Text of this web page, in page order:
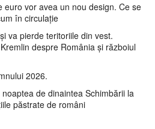
euro vor avea un nou design. Ce se
în circulație
va pierde teritoriile din vest.
despre România și războiul
2026.
de dinaintea Schimbării la
păstrate de români